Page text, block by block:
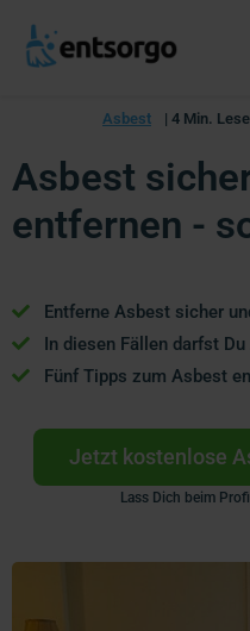
Asbest | 4 Min.
Asbest
entfernen -
Entferne Asbest sicher
In diesen Fällen darfst
Fünf Tipps zum Asbest
Jetzt kostenlose
Lass Dich beim